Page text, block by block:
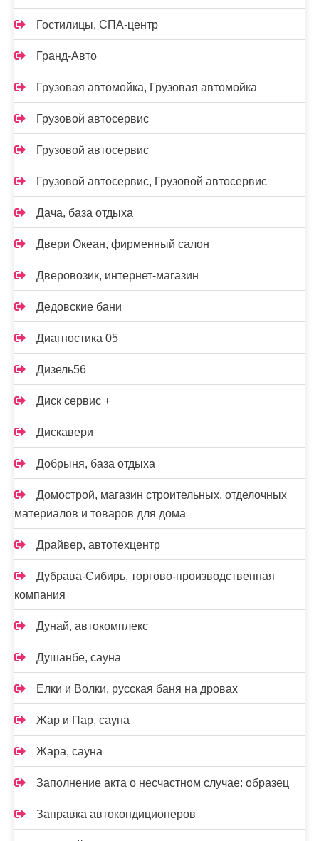
Гостилицы, СПА-центр
Гранд-Авто
Грузовая автомойка, Грузовая автомойка
Грузовой автосервис
Грузовой автосервис
Грузовой автосервис, Грузовой автосервис
Дача, база отдыха
Двери Океан, фирменный салон
Дверовозик, интернет-магазин
Дедовские бани
Диагностика 05
Дизель56
Диск сервис +
Дискавери
Добрыня, база отдыха
Домострой, магазин строительных, отделочных
материалов и товаров для дома
Драйвер, автотехцентр
Дубрава-Сибирь, торгово-производственная
компания
Дунай, автокомплекс
Душанбе, сауна
Елки и Волки, русская баня на дровах
Жар и Пар, сауна
Жара, сауна
Заполнение акта о несчастном случае: образец
Заправка автокондиционеров